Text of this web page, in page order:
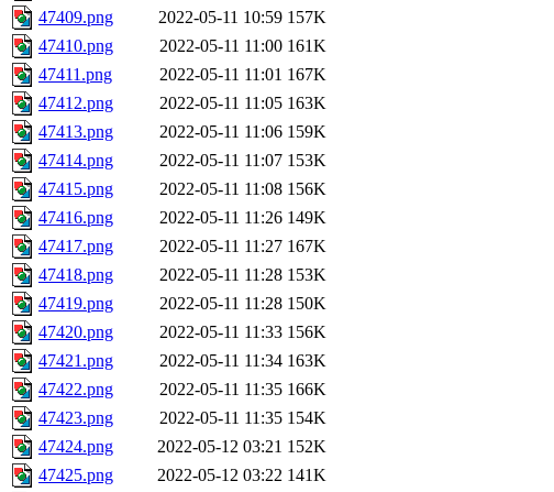
47409.png
2022-05-11 10:59 157K
47410.png
2022-05-11 11:00 161K
47411.png
2022-05-11 11:01 167K
47412.png
2022-05-11 11:05 163K
47413.png
2022-05-11 11:06 159K
47414.png
2022-05-11 11:07 153K
47415.png
2022-05-11 11:08 156K
47416.png
2022-05-11 11:26 149K
47417.png
2022-05-11 11:27 167K
47418.png
2022-05-11 11:28 153K
47419.png
2022-05-11 11:28 150K
47420.png
2022-05-11 11:33 156K
47421.png
2022-05-11 11:34 163K
47422.png
2022-05-11 11:35 166K
47423.png
2022-05-11 11:35 154K
47424.png
2022-05-12 03:21 152K
47425.png
2022-05-12 03:22 141K